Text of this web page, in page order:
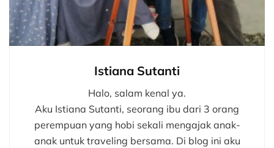
Istiana Sutanti
Halo, salam kenal ya.
Aku Istiana Sutanti, seorang ibu dari 3 orang
perempuan yang hobi sekali mengajak anak-
anak untuk traveling bersama. Di blog ini aku